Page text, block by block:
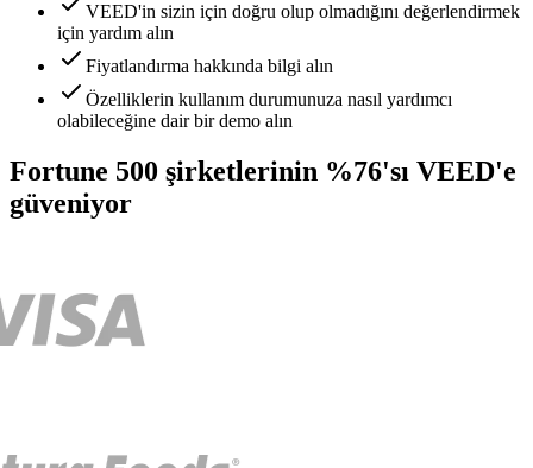
VEED'in sizin için doğru olup olmadığını değerlendirmek
için yardım alın
Fiyatlandırma hakkında bilgi alın
Özelliklerin kullanım durumunuza nasıl yardımcı
olabileceğine dair bir demo alın
Fortune 500 şirketlerinin %76'sı VEED'e
güveniyor